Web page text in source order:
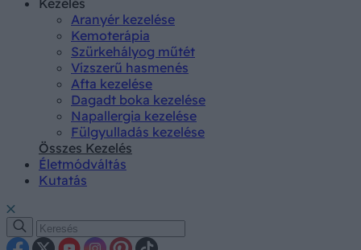
Aranyér kezelése
Kemoterápia
Szürkehályog műtét
Vízszerű hasmenés
Afta kezelése
Dagadt boka kezelése
Napallergia kezelése
Fülgyulladás kezelése
Összes Kezelés
Életmódváltás
Kutatás